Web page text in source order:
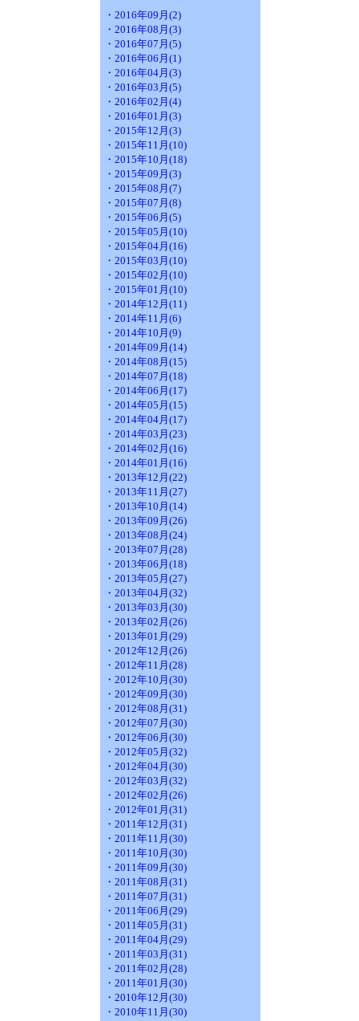
・2016年09月(2)
・2016年08月(3)
・2016年07月(5)
・2016年06月(1)
・2016年04月(3)
・2016年03月(5)
・2016年02月(4)
・2016年01月(3)
・2015年12月(3)
・2015年11月(10)
・2015年10月(18)
・2015年09月(3)
・2015年08月(7)
・2015年07月(8)
・2015年06月(5)
・2015年05月(10)
・2015年04月(16)
・2015年03月(10)
・2015年02月(10)
・2015年01月(10)
・2014年12月(11)
・2014年11月(6)
・2014年10月(9)
・2014年09月(14)
・2014年08月(15)
・2014年07月(18)
・2014年06月(17)
・2014年05月(15)
・2014年04月(17)
・2014年03月(23)
・2014年02月(16)
・2014年01月(16)
・2013年12月(22)
・2013年11月(27)
・2013年10月(14)
・2013年09月(26)
・2013年08月(24)
・2013年07月(28)
・2013年06月(18)
・2013年05月(27)
・2013年04月(32)
・2013年03月(30)
・2013年02月(26)
・2013年01月(29)
・2012年12月(26)
・2012年11月(28)
・2012年10月(30)
・2012年09月(30)
・2012年08月(31)
・2012年07月(30)
・2012年06月(30)
・2012年05月(32)
・2012年04月(30)
・2012年03月(32)
・2012年02月(26)
・2012年01月(31)
・2011年12月(31)
・2011年11月(30)
・2011年10月(30)
・2011年09月(30)
・2011年08月(31)
・2011年07月(31)
・2011年06月(29)
・2011年05月(31)
・2011年04月(29)
・2011年03月(31)
・2011年02月(28)
・2011年01月(30)
・2010年12月(30)
・2010年11月(30)